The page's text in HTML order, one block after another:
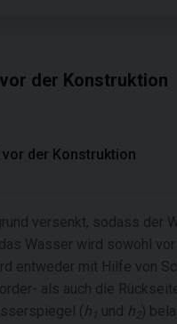
der Konstruktion
der Konstruktion
versenkt, sodass der
Wasser wird sowohl
entweder mit Hilfe von
als auch die
( h 1 und h2 )